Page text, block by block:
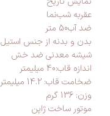
عقربه شب‌نما
ضد آب50 متر
بدن و بدنه از جنس استیل
شیشه معدنی ضد خش
اندازه قاب:40 میلیمتر
ضخامت قاب: 14.2 میلیمتر
وزن: 136 گرم
موتور ساخت ژاپن